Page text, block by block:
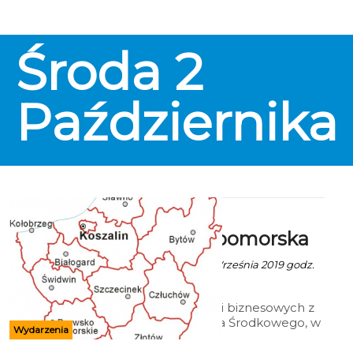
Środa 2
Października
Wydarzenia
Debata
Środkowopomorska
Ala z mat. inf. - 24 Września 2019 godz.
Grupa organizacji biznesowych z
regionu Pomorza Środkowego, w
tym Północna Izba Gospodarcza